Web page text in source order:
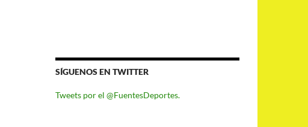
SÍGUENOS EN TWITTER
Tweets por el @FuentesDeportes.